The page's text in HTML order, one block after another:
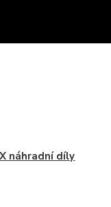
náhradní díly